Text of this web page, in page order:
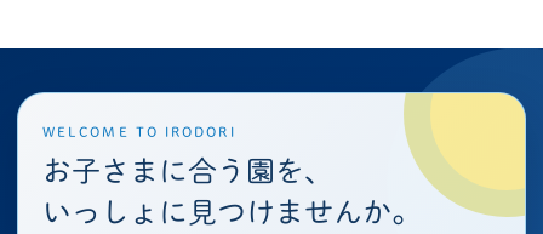
WELCOME TO IRODORI
お子さまに合う園を、
いっしょに見つけませんか。